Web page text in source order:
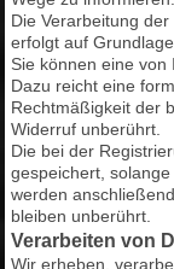
Die Verarbeitung
erfolgt auf
Sie können eine von
Dazu reicht eine
Rechtmäßigkeit der
Widerruf unberührt.
Die bei der
gespeichert,
werden
bleiben unberührt.
Verarbeiten von
Wir erheben,